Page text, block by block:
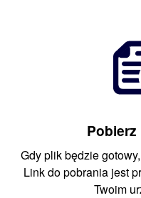
Gdy plik będzie
Link do pobrania jest
Twoim